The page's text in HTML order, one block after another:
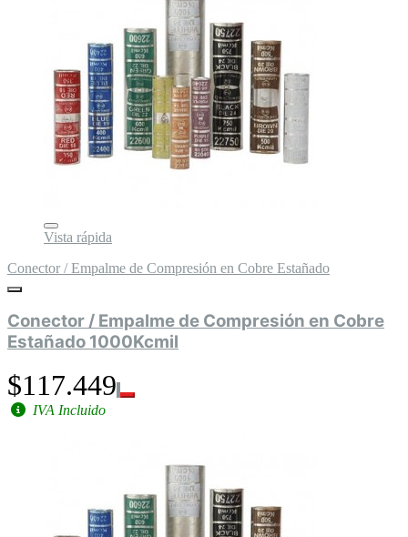
Vista rápida
Conector / Empalme de Compresión en Cobre Estañado
Conector / Empalme de Compresión en Cobre
Estañado 1000Kcmil
$117.449
IVA Incluido